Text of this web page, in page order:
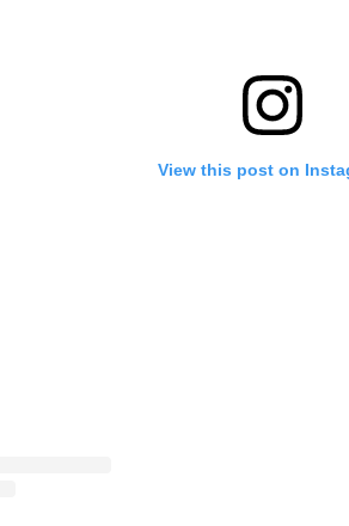
View this post on